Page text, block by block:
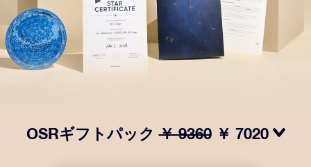
OSRギフトパック￥ 9360 ￥ 7020